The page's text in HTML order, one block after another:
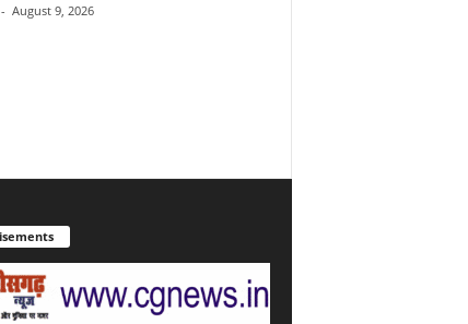
- August 9, 2026